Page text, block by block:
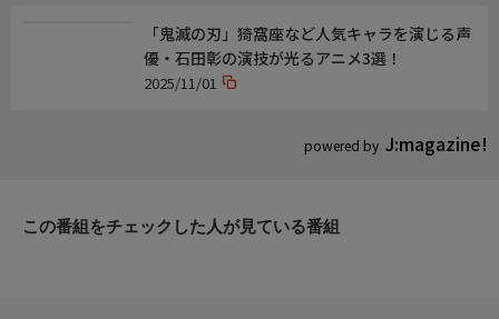
powered by J:magazine!
「鬼滅の刃」猗窩座など人気キャラを演じる声
優・石田彰の演技が光るアニメ3選！
2025/11/01
この番組をチェックした人が見ている番組